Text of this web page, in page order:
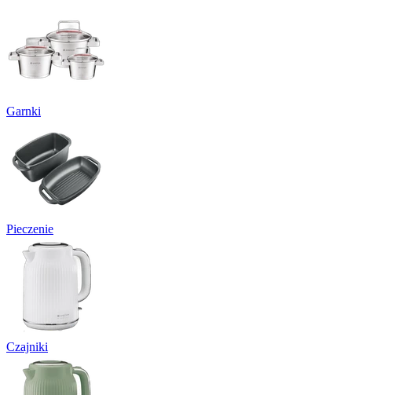
Garnki
Pieczenie
Czajniki